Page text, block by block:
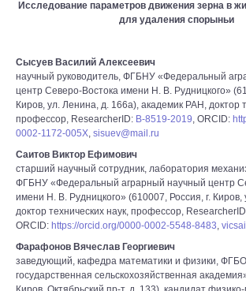
Исследование параметров движения зерна в
для удаления спорыньи
Сысуев Василий Алексеевич
научный руководитель, ФГБНУ «Федеральный
центр Северо-Востока имени Н. В. Рудницкого»
Киров, ул. Ленина, д. 166а), академик РАН, доктор
профессор, ResearcherID: B-8519-2019, ORCID:
0002-1172-005X, sisuev@mail.ru
Саитов Виктор Ефимович
старший научный сотрудник, лаборатория
ФГБНУ «Федеральный аграрный научный центр
имени Н. В. Рудницкого» (610007, Россия, г.
доктор технических наук, профессор,
ORCID: https://orcid.org/0000-0002-5548-8483,
Фарафонов Вячеслав Георгиевич
заведующий, кафедра математики и физики,
государственная сельскохозяйственная